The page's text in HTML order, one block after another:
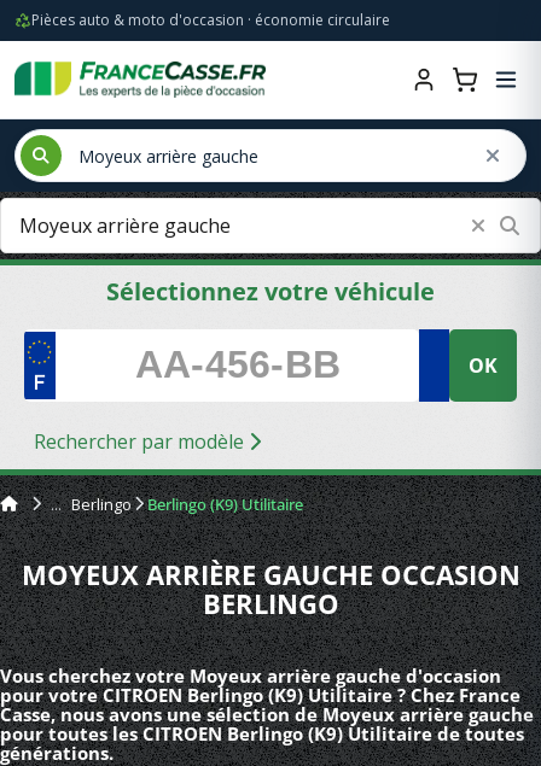
Pièces auto & moto d'occasion · économie circulaire
Sélectionnez votre véhicule
OK
Rechercher par modèle
Berlingo Berlingo (K9) Utilitaire
MOYEUX ARRIÈRE GAUCHE OCCASION
BERLINGO
Vous cherchez votre Moyeux arrière gauche d'occasion
pour votre CITROEN Berlingo (K9) Utilitaire ? Chez France
Casse, nous avons une sélection de Moyeux arrière gauche
pour toutes les CITROEN Berlingo (K9) Utilitaire de toutes
générations.